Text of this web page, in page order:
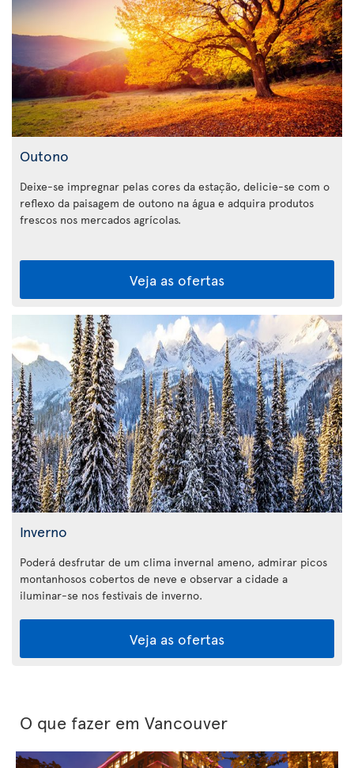
Outono
Deixe-se impregnar pelas cores da estação, delicie-se com o
reflexo da paisagem de outono na água e adquira produtos
frescos nos mercados agrícolas.
Veja as ofertas
Inverno
Poderá desfrutar de um clima invernal ameno, admirar picos
montanhosos cobertos de neve e observar a cidade a
iluminar-se nos festivais de inverno.
Veja as ofertas
O que fazer em Vancouver